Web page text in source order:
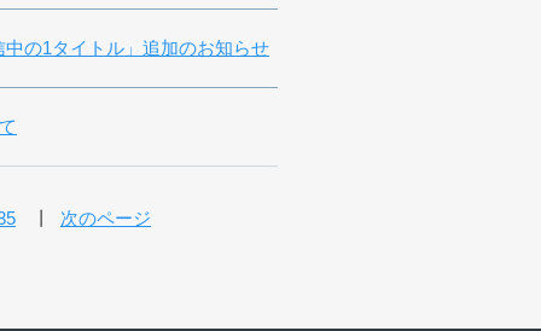
の1タイトル」追加のお知らせ
次のページ